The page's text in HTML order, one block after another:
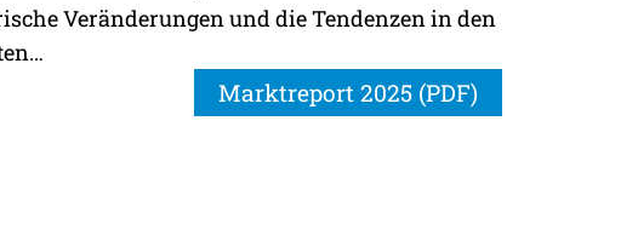
Veränderungen und die Tendenzen in den
Marktreport 2025 (PDF)